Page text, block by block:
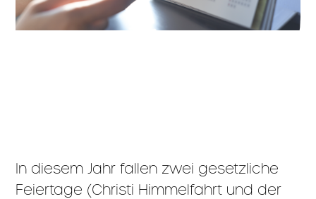
In diesem Jahr fallen zwei gesetzliche
Feiertage (Christi Himmelfahrt und der